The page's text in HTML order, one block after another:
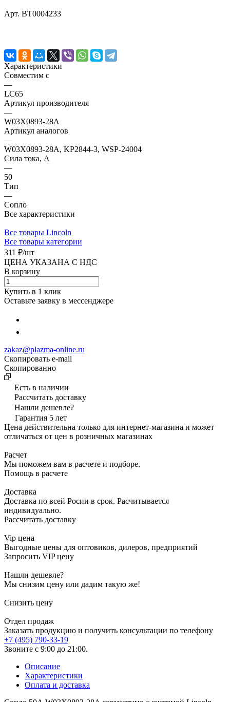
Арт. BT0004233
Характеристики
Совместим с
—
LC65
Артикул производителя
—
W03X0893-28A
Артикул аналогов
—
W03X0893-28A, KP2844-3, WSP-24004
Сила тока, А
—
50
Тип
—
Сопло
Все характеристики
Все товары Lincoln
Все товары категории
311 ₽/шт
ЦЕНА УКАЗАНА С НДС
В корзину
Купить в 1 клик
Оставьте заявку в мессенджере
zakaz@plazma-online.ru
Скопировать e-mail
Cкопированно
Есть в наличии
Рассчитать доставку
Нашли дешевле?
Гарантия 5 лет
Цена действительна только для интернет-магазина и может
отличаться от цен в розничных магазинах
Расчет
Мы поможем вам в расчете и подборе.
Помощь в расчете
Доставка
Доставка по всей Росии в срок. Расчитывается
индивидуально.
Рассчитать доставку
Vip цена
Выгодные цены для оптовиков, дилеров, предприятий
Запросить VIP цену
Нашли дешевле?
Мы снизим цену или дадим такую же!
Снизить цену
Отдел продаж
Заказать продукцию и получить консультации по телефону
+7 (495) 790-33-19
Звоните с 9:00 до 21:00.
Описание
Характеристики
Оплата и доставка